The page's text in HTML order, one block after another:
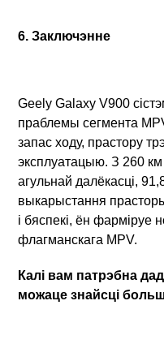
6. Заключэнне
Geely Galaxy V900
праблемы сегмента
запас ходу, прастору
эксплуатацыю. З 260 км
агульнай далёкасці,
выкарыстання
і бяспекі, ён фарміруе
флагманскага MPV.
Калі вам патрэбна
можаце знайсці